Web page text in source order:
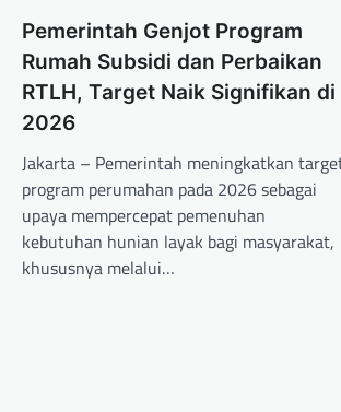
Pemerintah Genjot Program
Rumah Subsidi dan Perbaikan
RTLH, Target Naik Signifikan di
2026
Jakarta – Pemerintah meningkatkan
program perumahan pada 2026 sebagai
upaya mempercepat pemenuhan
kebutuhan hunian layak bagi masyarakat,
khususnya melalui…